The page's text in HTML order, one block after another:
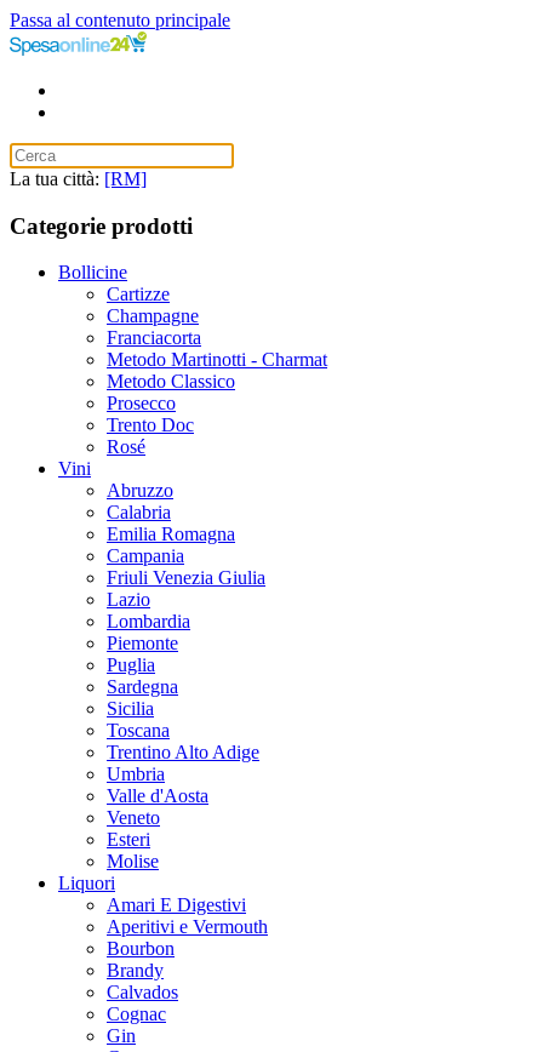
Passa al contenuto principale
La tua città: [RM]
Categorie prodotti
Bollicine
Cartizze
Champagne
Franciacorta
Metodo Martinotti - Charmat
Metodo Classico
Prosecco
Trento Doc
Rosé
Vini
Abruzzo
Calabria
Emilia Romagna
Campania
Friuli Venezia Giulia
Lazio
Lombardia
Piemonte
Puglia
Sardegna
Sicilia
Toscana
Trentino Alto Adige
Umbria
Valle d'Aosta
Veneto
Esteri
Molise
Liquori
Amari E Digestivi
Aperitivi e Vermouth
Bourbon
Brandy
Calvados
Cognac
Gin